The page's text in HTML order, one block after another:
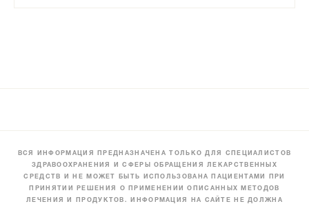
ВСЯ ИНФОРМАЦИЯ ПРЕДНАЗНАЧЕНА ТОЛЬКО ДЛЯ СПЕЦИАЛИСТОВ
ЗДРАВООХРАНЕНИЯ И СФЕРЫ ОБРАЩЕНИЯ ЛЕКАРСТВЕННЫХ
СРЕДСТВ И НЕ МОЖЕТ БЫТЬ ИСПОЛЬЗОВАНА ПАЦИЕНТАМИ ПРИ
ПРИНЯТИИ РЕШЕНИЯ О ПРИМЕНЕНИИ ОПИСАННЫХ МЕТОДОВ
ЛЕЧЕНИЯ И ПРОДУКТОВ. ИНФОРМАЦИЯ НА САЙТЕ НЕ ДОЛЖНА